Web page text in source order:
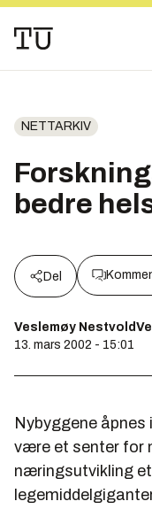
NETTARKIV
bedre
Del
Veslemøy
13. mars 2002 - 15:01
Nybyggene
være et senter for
næringsutvikling